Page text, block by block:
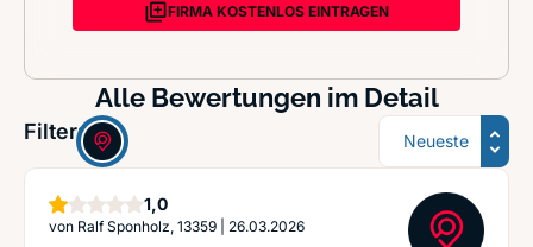
FIRMA KOSTENLOS EINTRAGEN
Alle Bewertungen im Detail
Filter: Sortierung
1,0Stern
von Ralf Sponholz, 13359 26.03.2026